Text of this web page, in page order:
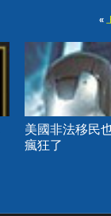
«
美國非法移民
瘋狂了